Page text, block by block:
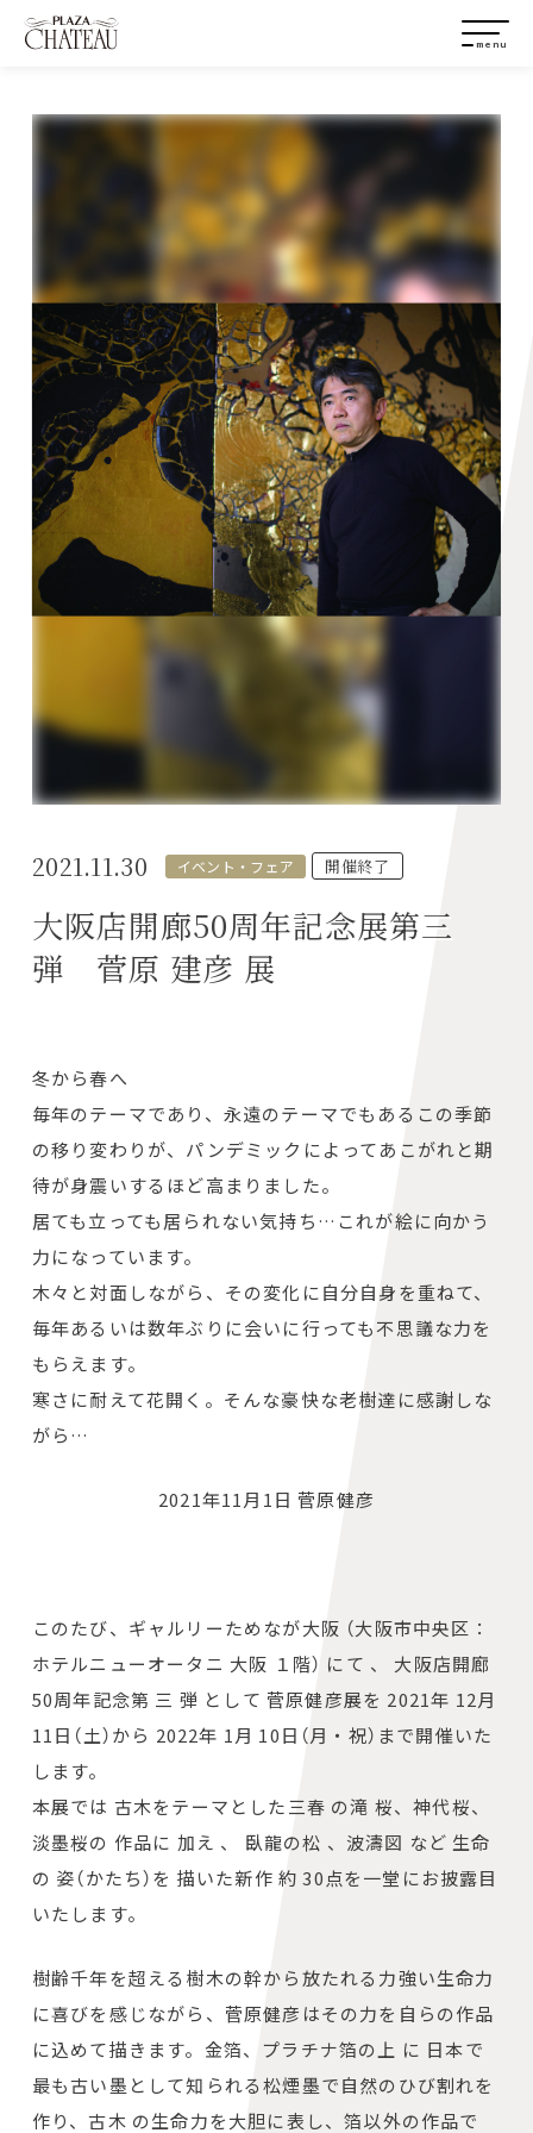
2021.11.30 イベント・フェア 開催終了
大阪店開廊50周年記念展第三
弾 菅原 建彦 展
冬から春へ
毎年のテーマであり、永遠のテーマでもあるこの季節
の移り変わりが、パンデミックによってあこがれと期
待が身震いするほど高まりました。
居ても立っても居られない気持ち…これが絵に向かう
力になっています。
木々と対面しながら、その変化に自分自身を重ねて、
毎年あるいは数年ぶりに会いに行っても不思議な力を
もらえます。
寒さに耐えて花開く。そんな豪快な老樹達に感謝しな
がら…
2021年11月1日 菅原健彦
このたび、ギャルリーためなが大阪 （大阪市中央区：
ホテルニューオータニ 大阪 １階） にて 、 大阪店開廊
50周年記念第 三 弾 として 菅原健彦展を 2021年 12月
11日（土）から 2022年 1月 10日（月・祝）まで開催いた
します。
本展では 古木をテーマとした三春 の滝 桜、神代桜、
淡墨桜の 作品に 加え 、 臥龍の松 、波濤図 など 生命
の 姿（かたち）を 描いた新作 約 30点を一堂にお披露目
いたします。
樹齢千年を超える樹木の幹から放たれる力強い生命力
に喜びを感じながら、菅原健彦はその力を自らの作品
に込めて描きます。金箔、プラチナ箔の上 に 日本で
最も古い墨として知られる松煙墨で自然のひび割れを
作り、古木 の生命力を大胆に表し、箔以外の作品で